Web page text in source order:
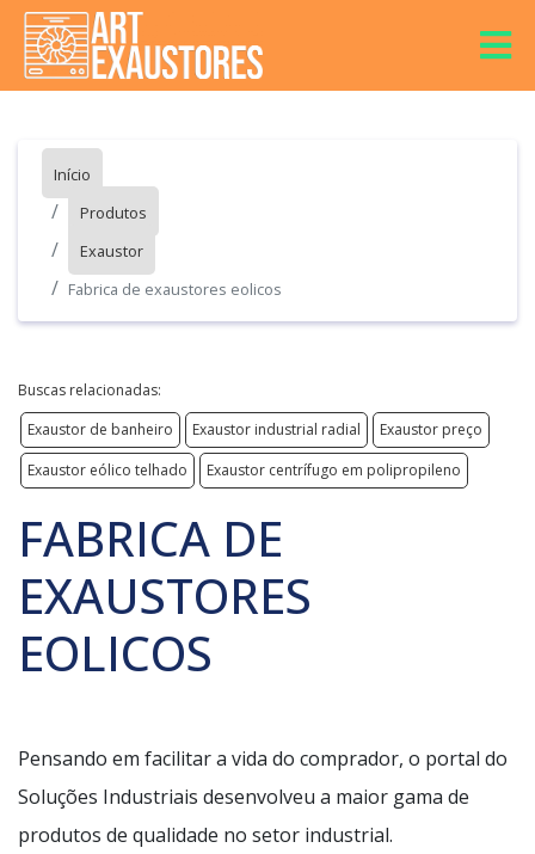
Início
Produtos
Exaustor
Fabrica de exaustores eolicos
Buscas relacionadas:
Exaustor de banheiro
Exaustor industrial radial
Exaustor preço
Exaustor eólico telhado
Exaustor centrífugo em polipropileno
FABRICA DE
EXAUSTORES
EOLICOS
Pensando em facilitar a vida do comprador, o portal do
Soluções Industriais desenvolveu a maior gama de
produtos de qualidade no setor industrial.